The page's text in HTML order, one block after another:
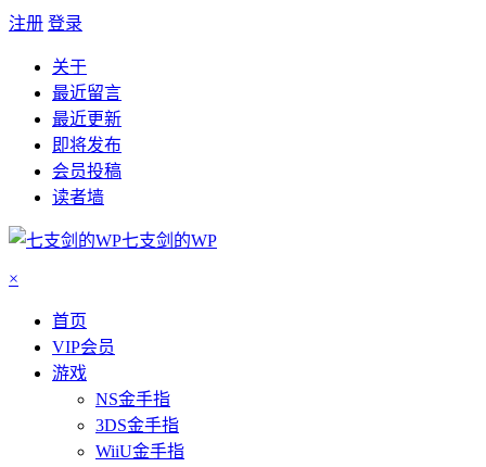
注册 登录
关于
最近留言
最近更新
即将发布
会员投稿
读者墙
七支剑的WP
×
首页
VIP会员
游戏
NS金手指
3DS金手指
WiiU金手指